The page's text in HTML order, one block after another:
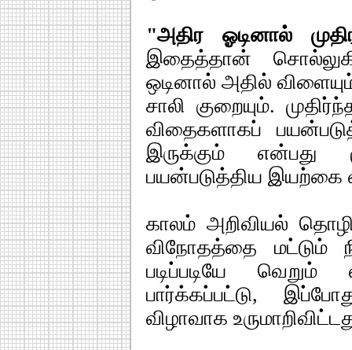
"அதிர ஓடினால்
இதைத்தான்
ஒடினால் அதில்
சாலி குறையும்.
விதைகளாகப்
இருக்கும் என்பது
பயன்படுத்திய இயற்கை
காலம் அறிவியல்
விநோதத்தை மட்டும்
படிப்படியே
பார்க்கப்பட்டு,
விழாவாக